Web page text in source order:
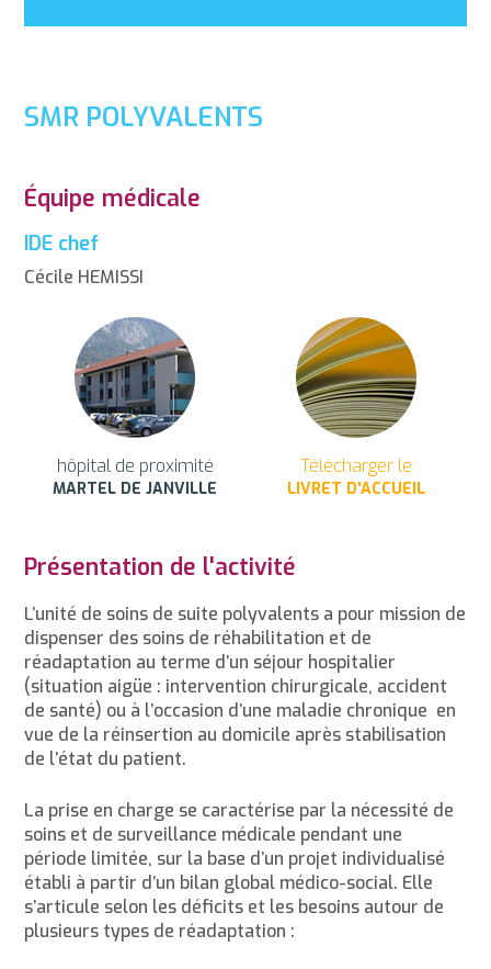
SMR POLYVALENTS
Équipe médicale
IDE chef
Cécile HEMISSI
hôpital de proximité
MARTEL DE JANVILLE
Télécharger le
LIVRET D'ACCUEIL
Présentation de l'activité
L’unité de soins de suite polyvalents a pour mission de
dispenser des soins de réhabilitation et de
réadaptation au terme d’un séjour hospitalier
(situation aigüe : intervention chirurgicale, accident
de santé) ou à l’occasion d’une maladie chronique en
vue de la réinsertion au domicile après stabilisation
de l’état du patient.
La prise en charge se caractérise par la nécessité de
soins et de surveillance médicale pendant une
période limitée, sur la base d’un projet individualisé
établi à partir d’un bilan global médico-social. Elle
s’articule selon les déficits et les besoins autour de
plusieurs types de réadaptation :